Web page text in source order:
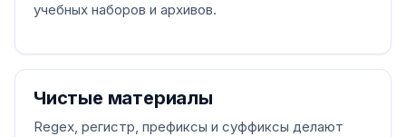
учебных наборов и архивов.
Чистые материалы
Regex, регистр, префиксы и суффиксы делают